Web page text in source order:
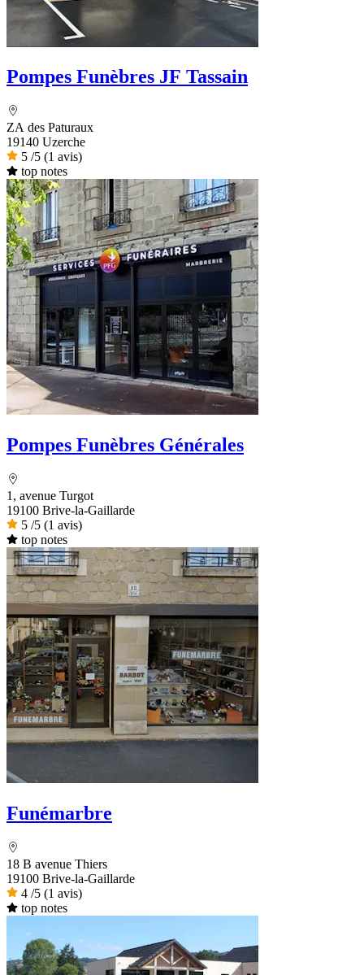
Pompes Funèbres JF Tassain
ZA des Paturaux
19140 Uzerche
5 /5 (1 avis)
top notes
Pompes Funèbres Générales
1, avenue Turgot
19100 Brive-la-Gaillarde
5 /5 (1 avis)
top notes
Funémarbre
18 B avenue Thiers
19100 Brive-la-Gaillarde
4 /5 (1 avis)
top notes